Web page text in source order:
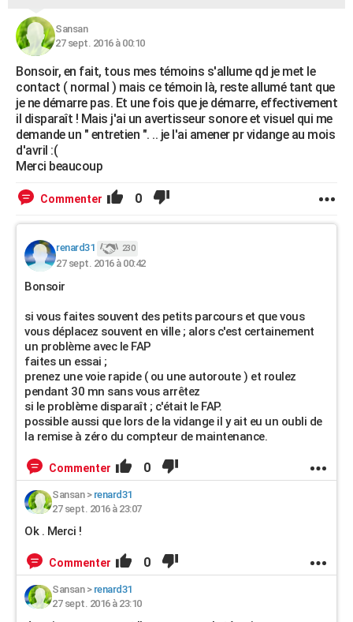
Sansan
27 sept. 2016 à 00:10
Bonsoir, en fait, tous mes témoins s'allume qd je met le
contact ( normal ) mais ce témoin là, reste allumé tant que
je ne démarre pas. Et une fois que je démarre, effectivement
il disparaît ! Mais j'ai un avertisseur sonore et visuel qui me
demande un " entretien ". .. je l'ai amener pr vidange au mois
d'avril :(
Merci beaucoup
Commenter 0
renard31 230
27 sept. 2016 à 00:42
Bonsoir
si vous faites souvent des petits parcours et que vous
vous déplacez souvent en ville ; alors c'est certainement
un problème avec le FAP
faites un essai ;
prenez une voie rapide ( ou une autoroute ) et roulez
pendant 30 mn sans vous arrêtez
si le problème disparaît ; c'était le FAP.
possible aussi que lors de la vidange il y ait eu un oubli de
la remise à zéro du compteur de maintenance.
Commenter 0
Sansan> renard31
27 sept. 2016 à 23:07
Ok . Merci !
Commenter 0
Sansan> renard31
27 sept. 2016 à 23:10